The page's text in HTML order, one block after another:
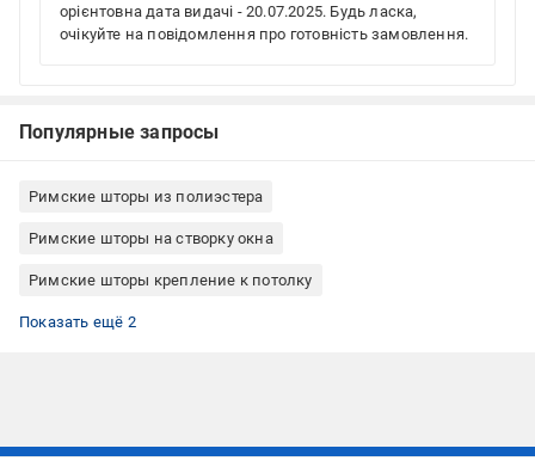
орієнтовна дата видачі - 20.07.2025. Будь ласка,
очікуйте на повідомлення про готовність замовлення.
Популярные запросы
Римские шторы из полиэстера
Римские шторы на створку окна
Римские шторы крепление к потолку
Римские шторы крепление к стене
Римские шторы Rollotex
Показать ещё 2